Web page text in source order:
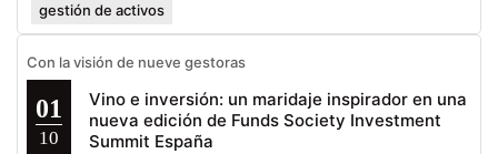
gestión de activos
Con la visión de nueve gestoras
01
10
Vino e inversión: un maridaje inspirador en una
nueva edición de Funds Society Investment
Summit España